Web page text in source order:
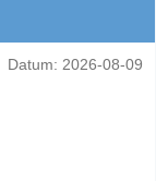
Datum: 2026-08-09